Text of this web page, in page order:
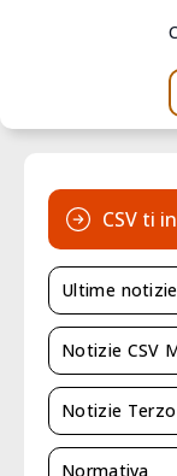
CSV ti
Ultime notizie
Notizie CSV
Notizie
Normativa